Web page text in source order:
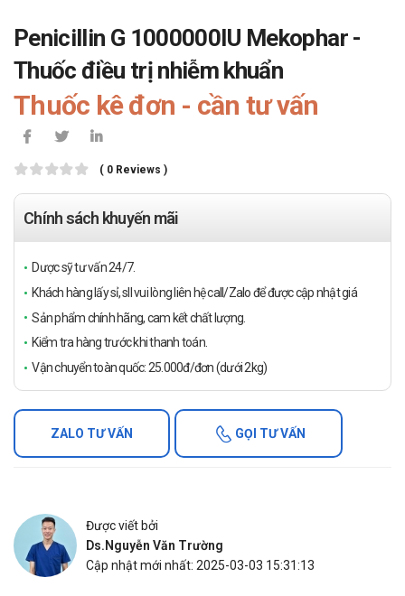
Penicillin G 1000000IU Mekophar -
Thuốc điều trị nhiễm khuẩn
Thuốc kê đơn - cần tư vấn
( 0 Reviews )
Chính sách khuyến mãi
Dược sỹ tư vấn 24/7.
Khách hàng lấy sỉ, sll vui lòng liên hệ call/Zalo để được cập nhật giá
Sản phẩm chính hãng, cam kết chất lượng.
Kiểm tra hàng trước khi thanh toán.
Vận chuyển toàn quốc: 25.000đ/đơn (dưới 2kg)
ZALO TƯ VẤN GỌI TƯ VẤN
Được viết bởi
Ds.Nguyễn Văn Trường
Cập nhật mới nhất: 2025-03-03 15:31:13